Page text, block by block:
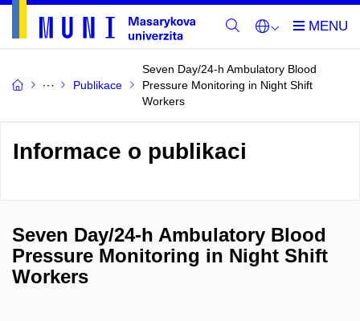
Publikace
Seven Day/24-h Ambulatory Blood
Pressure Monitoring in Night Shift
Workers
Informace o publikaci
Seven Day/24-h Ambulatory Blood
Pressure Monitoring in Night Shift
Workers